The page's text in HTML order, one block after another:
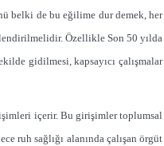
belki de bu eğilime dur demek, her
Özellikle Son 50 yılda
gidilmesi, kapsayıcı çalışmalar
içerir. Bu girişimler toplumsal
ruh sağlığı alanında çalışan örgüt